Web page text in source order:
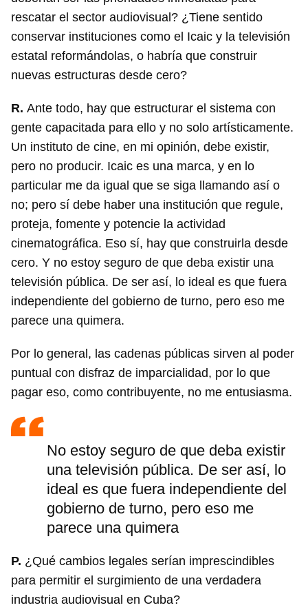
rescatar el sector audiovisual? ¿Tiene sentido
conservar instituciones como el Icaic y la televisión
estatal reformándolas, o habría que construir
nuevas estructuras desde cero?
R. Ante todo, hay que estructurar el sistema con
gente capacitada para ello y no solo artísticamente.
Un instituto de cine, en mi opinión, debe existir,
pero no producir. Icaic es una marca, y en lo
particular me da igual que se siga llamando así o
no; pero sí debe haber una institución que regule,
proteja, fomente y potencie la actividad
cinematográfica. Eso sí, hay que construirla desde
cero. Y no estoy seguro de que deba existir una
televisión pública. De ser así, lo ideal es que fuera
independiente del gobierno de turno, pero eso me
parece una quimera.
Por lo general, las cadenas públicas sirven al poder
puntual con disfraz de imparcialidad, por lo que
pagar eso, como contribuyente, no me entusiasma.
No estoy seguro de que deba existir
una televisión pública. De ser así, lo
ideal es que fuera independiente del
gobierno de turno, pero eso me
parece una quimera
P. ¿Qué cambios legales serían imprescindibles
para permitir el surgimiento de una verdadera
industria audiovisual en Cuba?